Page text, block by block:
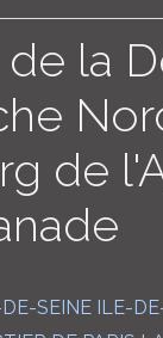
la
de
SEINE ILE-